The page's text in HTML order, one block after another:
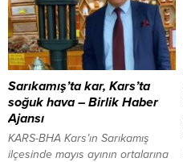
Sarıkamış’ta kar, Kars’ta
soğuk hava – Birlik Haber
Ajansı
KARS-BHA Kars’ın Sarıkamış
ilçesinde mayıs ayının ortalarına